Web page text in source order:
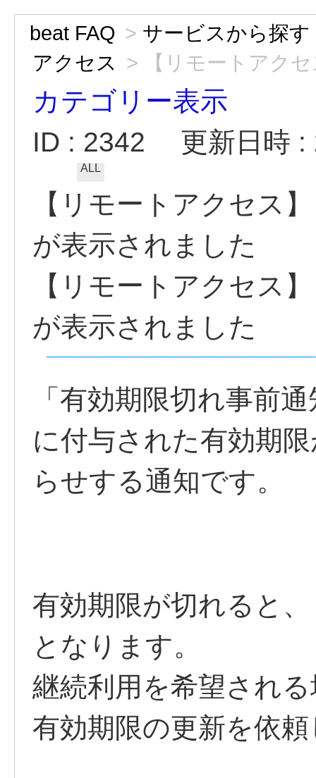
beat FAQ > サービスから探す
アクセス > 【リモートアク
カテゴリー表示
ID : 2342
更新日時
ALL
【リモートアクセス
が表示されました
【リモートアクセス
が表示されました
「有効期限切れ事前
に付与された有効期
らせする通知です。
有効期限が切れると
となります。
継続利用を希望され
有効期限の更新を依